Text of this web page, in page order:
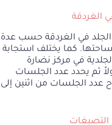
الغردقة
الجلد في الغردقة حسب عدة
كما يختلف استجابة
في مركز نضارة
ثم يحدد عدد الجلسات
عدد الجلسات من اثنين إلى
التصبغات